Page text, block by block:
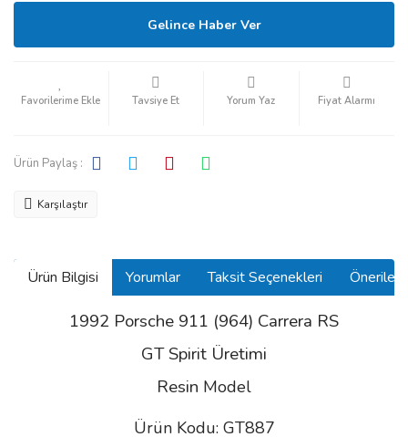
Gelince Haber Ver
Tavsiye Et Yorum Yaz Fiyat Alarmı
Ürün Paylaş :
Karşılaştır
Ürün Bilgisi Yorumlar Taksit Seçenekleri
1992 Porsche 911 (964) Carrera RS
GT Spirit Üretimi
Resin Model
Ürün Kodu: GT887